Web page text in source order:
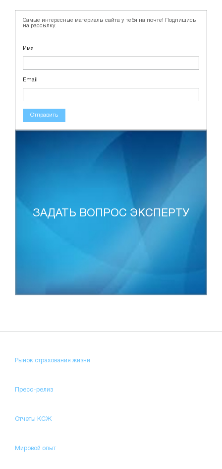
Самые интересные материалы сайта у тебя на почте! Подпишись
на рассылку.
Имя
Email
Отправить
ЗАДАТЬ ВОПРОС ЭКСПЕРТУ
Рынок страхования жизни
Пресс-релиз
Отчеты КСЖ
Мировой опыт